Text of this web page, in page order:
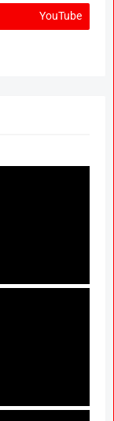
YouTube